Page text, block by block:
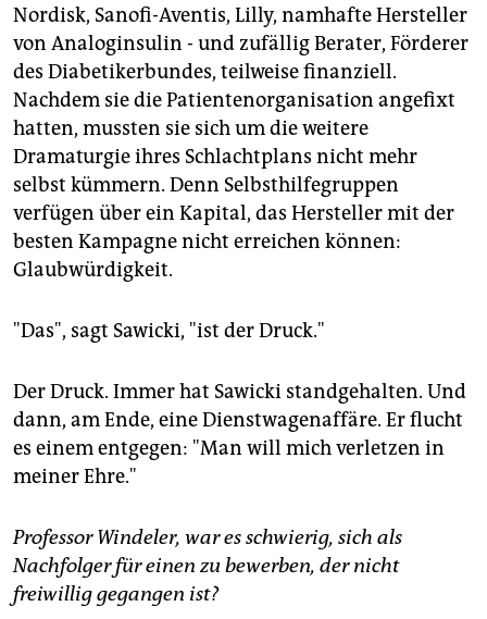
Nordisk, Sanofi-Aventis, Lilly, namhafte Hersteller
von Analoginsulin - und zufällig Berater, Förderer
des Diabetikerbundes, teilweise finanziell.
Nachdem sie die Patientenorganisation angefixt
hatten, mussten sie sich um die weitere
Dramaturgie ihres Schlachtplans nicht mehr
selbst kümmern. Denn Selbsthilfegruppen
verfügen über ein Kapital, das Hersteller mit der
besten Kampagne nicht erreichen können:
Glaubwürdigkeit.
"Das", sagt Sawicki, "ist der Druck."
Der Druck. Immer hat Sawicki standgehalten. Und
dann, am Ende, eine Dienstwagenaffäre. Er flucht
es einem entgegen: "Man will mich verletzen in
meiner Ehre."
Professor Windeler, war es schwierig, sich als
Nachfolger für einen zu bewerben, der nicht
freiwillig gegangen ist?